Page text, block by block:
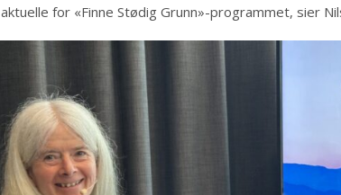
for «Finne Stødig Grunn»-programmet, sier